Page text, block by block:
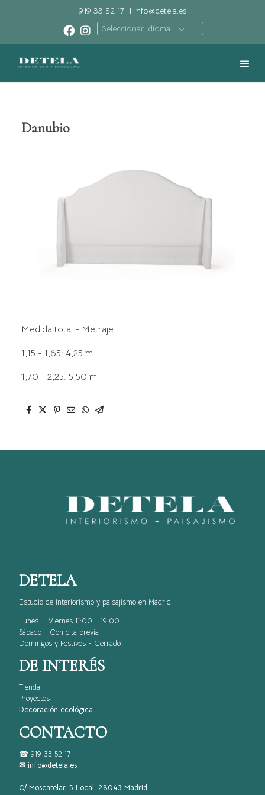
919 33 52 17 | info@detela.es
Seleccionar idioma
Danubio
Medida total - Metraje
1,15 - 1,65: 4,25 m
1,70 - 2,25: 5,50 m
DETELA
Estudio de interiorismo y paisajismo en Madrid
Lunes — Viernes 11:00 - 19:00
Sábado - Con cita previa
Domingos y Festivos - Cerrado
DE INTERÉS
Tienda
Proyectos
Decoración ecológica
CONTACTO
☎ 919 33 52 17
✉ info@detela.es
C/ Moscatelar, 5 Local, 28043 Madrid